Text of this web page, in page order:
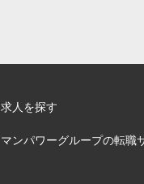
求人を探す
マンパワーグループの転職